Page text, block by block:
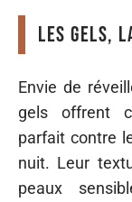
Les gels,
Envie de
gels offrent
parfait contre
nuit. Leur
peaux